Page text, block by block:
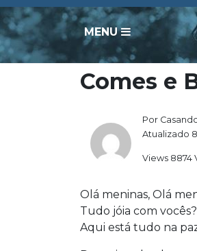
MENU
Comes e
Por
Atualizado
Views 8874
Olá meninas, Olá
Tudo jóia com
Aqui está tudo na